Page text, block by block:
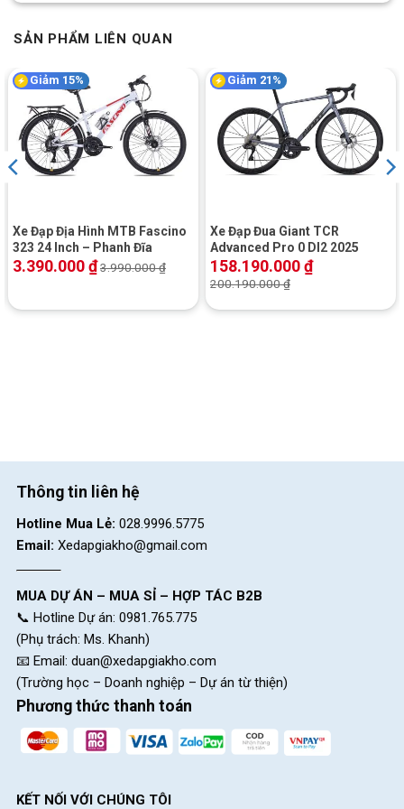
Giảm
N / A
đĩa/Front
Derailleur
Shimano Deore 2-speed
Chuyển
líp/Rear
Derailleur
Shimano XT 11-speed
Sên xe/Chain KMC X11
Prowheel 26/36T
Căm/Spokes
Lốp xe/Tires
PHỤ TÙNG
Yên/Saddle
Cốt
yên/Seatpost
Hợp kim
Bàn đạp/Pedals Platform
đông/Handlebar
SẢN PHẨM LIÊN QUAN
Giảm 15%
Xe Đạp Địa Hình MTB Fascino
323 24 Inch – Phanh Đĩa
3.390.000₫3.990.000₫
Giảm 21%
Xe Đạp Đua Giant TCR
Advanced Pro 0 DI2 2025
158.190.000₫
200.190.000₫
Thông tin liên hệ
Hotline Mua Lẻ: 028.9996.5775
Email: Xedapgiakho@gmail.com
MUA DỰ ÁN – MUA SỈ – HỢP TÁC B2B
📞 Hotline Dự án: 0981.765.775
(Phụ trách: Ms. Khanh)
📧 Email: duan@xedapgiakho.com
(Trường học – Doanh nghiệp – Dự án từ thiện)
Phương thức thanh toán
KẾT NỐI VỚI CHÚNG TÔI